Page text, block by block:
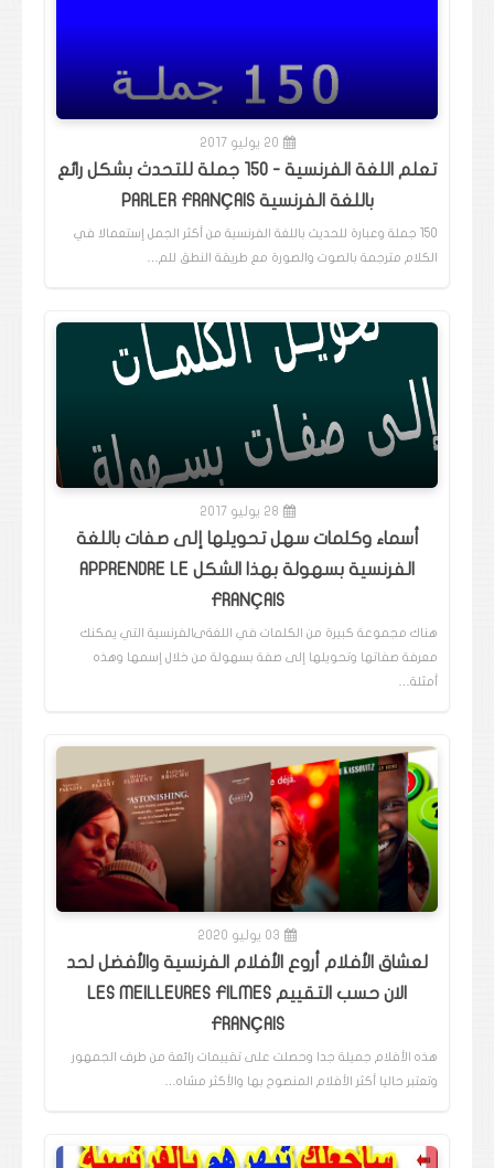
20 يوليو 2017
تعلم اللغة الفرنسية - 150 جملة للتحدث بشكل رائع
باللغة الفرنسية PARLER FRANÇAIS
150 جملة وعبارة للحديث باللغة الفرنسية من أكثر الجمل إستعمالا في
الكلام مترجمة بالصوت والصورة مع طريقة النطق للم…
28 يوليو 2017
أسماء وكلمات سهل تحويلها إلى صفات باللغة
الفرنسية بسهولة بهذا الشكل APPRENDRE LE
FRANÇAIS
هناك مجموعة كبيرة من الكلمات في اللغةىالفرنسية التي يمكنك
معرفة صفاتها وتحويلها إلى صفة بسهولة من خلال إسمها وهذه
أمثلة…
03 يوليو 2020
لعشاق الأفلام أروع الأفلام الفرنسية والأفضل لحد
الان حسب التقييم LES MEILLEURES FILMES
FRANÇAIS
هذه الأفلام جميلة جدا وحصلت على تقييمات رائعة من طرف الجمهور
وتعتبر حاليا أكثر الأفلام المنصوح بها والأكثر مشاه…